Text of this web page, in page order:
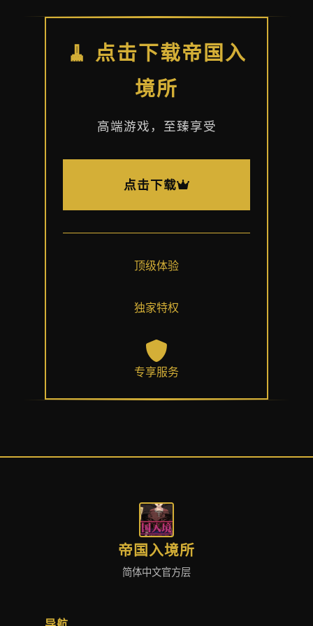
🧹 点击下载帝国入
境所
高端游戏，至臻享受
点击下载
顶级体验
独家特权
专享服务
帝国入境所
简体中文官方层